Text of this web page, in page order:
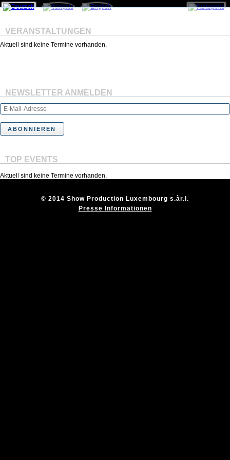
VERANSTALTUNGEN
Aktuell sind keine Termine vorhanden.
NEWSLETTER ANMELDEN
TOP EVENTS
Aktuell sind keine Termine vorhanden.
© 2014 Show Production Luxembourg s.àr.l.
Presse Informationen